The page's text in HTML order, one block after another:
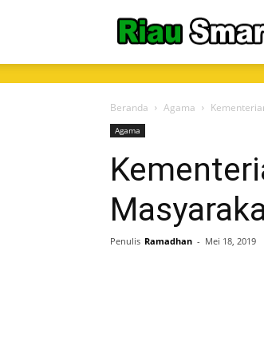
Beranda Agama
Agama
Penulis Ramadhan - Mei 18, 2019